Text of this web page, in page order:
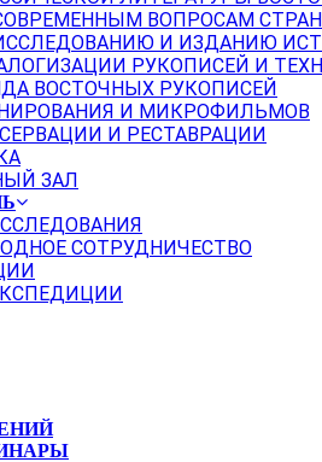
ВОПРОСАМ
И ИЗДАНИЮ
РУКОПИСЕЙ И
ВОСТОЧНЫХ РУКОПИСЕЙ
И МИКРОФИЛЬМОВ
И РЕСТАВРАЦИИ
ЗАЛ
СОТРУДНИЧЕСТВО